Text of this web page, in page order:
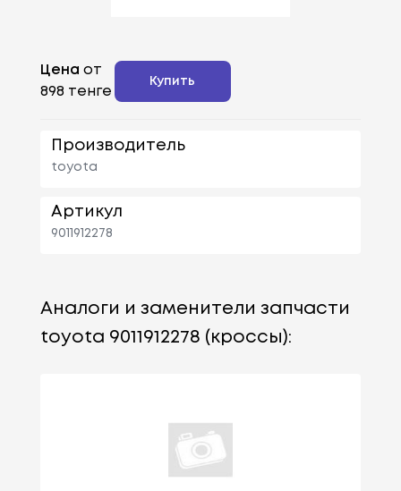
Цена от
898 тенге
Купить
Производитель
toyota
Артикул
9011912278
Аналоги и заменители запчасти
toyota 9011912278 (кроссы):